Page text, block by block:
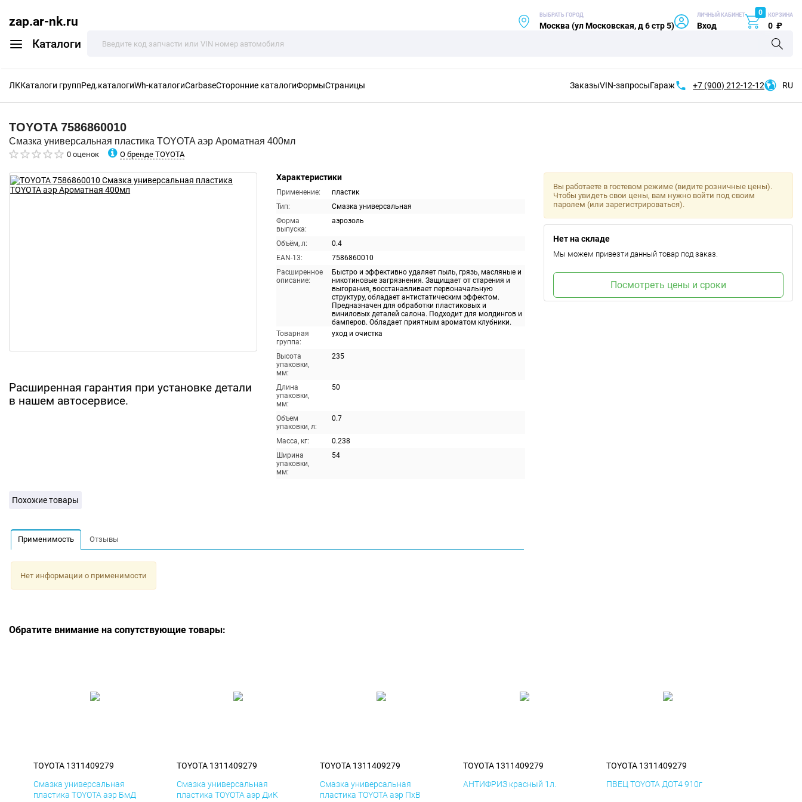
zap.ar-nk.ru
Каталоги
ВЫБРАТЬ ГОРОД
Москва (ул Московская, д 6 стр 5)
ЛИЧНЫЙ КАБИНЕТ
Вход
0 КОРЗИНА
0 ₽
ЛККаталоги группРед.каталогиWh-каталогиCarbaseСторонние каталогиФормыСтраницы ЗаказыVIN-запросыГараж +7 (900) 212-12-12 RU
TOYOTA 7586860010
Смазка универсальная пластика TOYOTA аэр Ароматная 400мл
0 оценок О бренде TOYOTA
Расширенная гарантия при установке детали
в нашем автосервисе.
Характеристики
Применение:
пластик
Тип:
Смазка универсальная
Форма
выпуска:
аэрозоль
Объём, л:
0.4
EAN-13:
7586860010
Расширенное
описание:
Быстро и эффективно удаляет пыль, грязь, масляные и
никотиновые загрязнения. Защищает от старения и
выгорания, восстанавливает первоначальную
структуру, обладает антистатическим эффектом.
Предназначен для обработки пластиковых и
виниловых деталей салона. Подходит для молдингов и
бамперов. Обладает приятным ароматом клубники.
Товарная
группа:
уход и очистка
Высота
упаковки,
мм:
235
Длина
упаковки,
мм:
50
Объем
упаковки, л:
0.7
Масса, кг:
0.238
Ширина
упаковки,
мм:
54
Вы работаете в гостевом режиме (видите розничные цены).
Чтобы увидеть свои цены, вам нужно войти под своим
паролем (или зарегистрироваться).
Нет на складе
Мы можем привезти данный товар под заказ.
Посмотреть цены и сроки
Похожие товары
Применимость Отзывы
Нет информации о применимости
Обратите внимание на сопутствующие товары:
TOYOTA 1311409279
Смазка универсальная
пластика TOYOTA аэр БмД
TOYOTA 1311409279
Смазка универсальная
пластика TOYOTA аэр ДиК
TOYOTA 1311409279
Смазка универсальная
пластика TOYOTA аэр ПхВ
TOYOTA 1311409279
АНТИФРИЗ красный 1л.
TOYOTA 1311409279
ПВЕЦ TOYOTA ДОТ4 910г